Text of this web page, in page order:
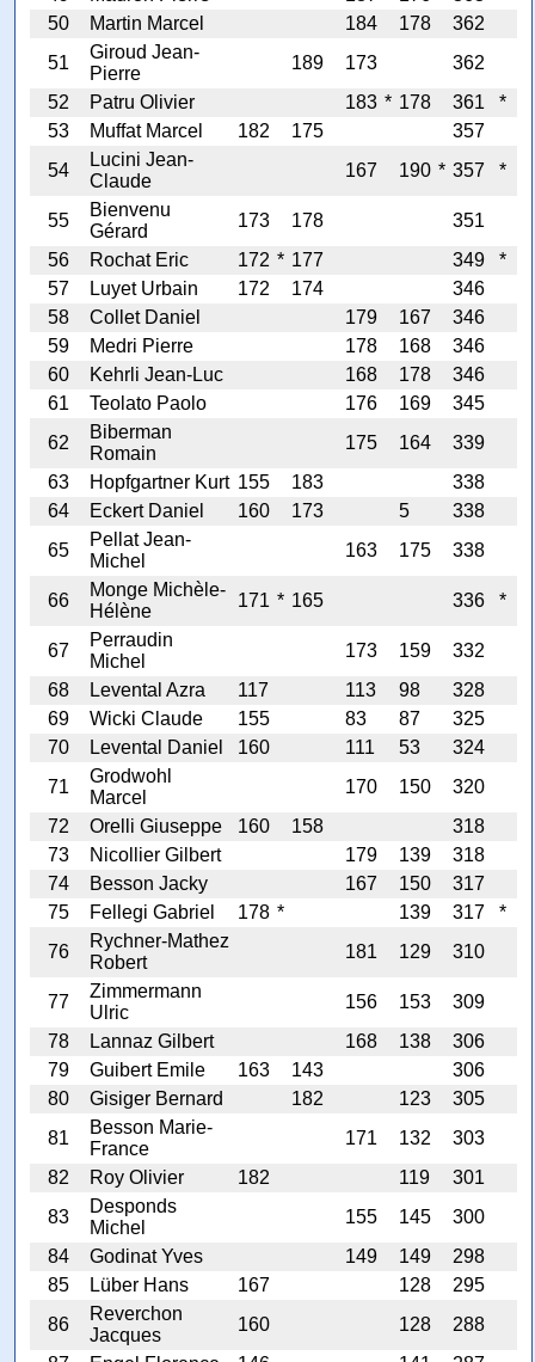
50
Martin Marcel 184 178
362
51
Giroud Jean-
Pierre
189 173
362
52
Patru Olivier 183 * 178 361
*
53
Muffat Marcel 182 175
357
54
Lucini Jean-
Claude
167 190 * 357 *
55
Bienvenu
Gérard
173 178
351
56
Rochat Eric 172 * 177 349
*
57
Luyet Urbain 172 174
346
58
Collet Daniel 179 167
346
59
Medri Pierre 178 168
346
60
Kehrli Jean-Luc 168 178
346
61
Teolato Paolo 176 169
345
62
Biberman
Romain
175 164
339
63
Hopfgartner Kurt 155 183
338
64
Eckert Daniel 160 173 5
338
65
Pellat Jean-
Michel
163 175 338
66
Monge Michèle-
Hélène
171 * 165 336 *
67
Perraudin
Michel
173 159
332
68
Levental Azra 117 113 98
328
69
Wicki Claude 155 83 87
325
70
Levental Daniel 160 111 53
324
71
Grodwohl
Marcel
170 150
320
72
Orelli Giuseppe 160 158
318
73
Nicollier Gilbert 179 139
318
74
Besson Jacky 167 150
317
75
Fellegi Gabriel 178 * 139 317
*
76
Rychner-Mathez
Robert
181 129 310
77
Zimmermann
Ulric
156 153
309
78
Lannaz Gilbert 168 138
306
79
Guibert Emile 163 143
306
80
Gisiger Bernard 182 123
305
81
Besson Marie-
France
171 132
303
82
Roy Olivier 182 119
301
83
Desponds
Michel
155 145
300
84
Godinat Yves 149 149
298
85
Lüber Hans 167 128
295
86
Reverchon
Jacques
160 128
288